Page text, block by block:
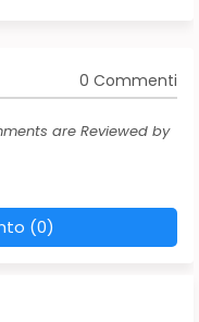
0 Commenti
are Reviewed by
(0)